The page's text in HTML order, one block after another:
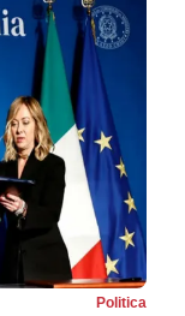
Politica